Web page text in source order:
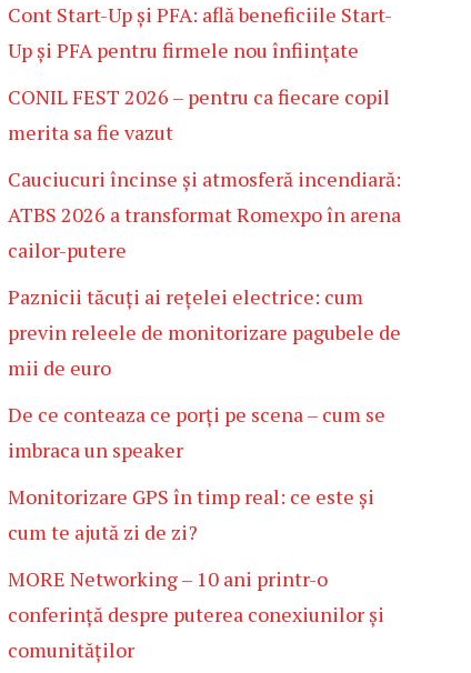
Cont Start-Up și PFA: află beneficiile Start-
Up și PFA pentru firmele nou înființate
CONIL FEST 2026 – pentru ca fiecare copil
merita sa fie vazut
Cauciucuri încinse și atmosferă incendiară:
ATBS 2026 a transformat Romexpo în arena
cailor-putere
Paznicii tăcuți ai rețelei electrice: cum
previn releele de monitorizare pagubele de
mii de euro
De ce conteaza ce porți pe scena – cum se
imbraca un speaker
Monitorizare GPS în timp real: ce este și
cum te ajută zi de zi?
MORE Networking – 10 ani printr-o
conferință despre puterea conexiunilor și
comunităților